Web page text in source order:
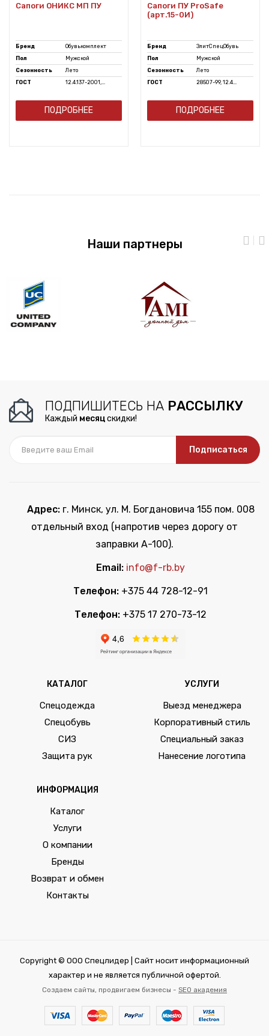
Сапоги ОНИКС МП ПУ
Бренд
Обувькомплект
Пол
Мужской
Сезонность
Лето
ГОСТ
12.4.137-2001,...
ПОДРОБНЕЕ
Сапоги ПУ ProSafe
(арт.15-0И)
Бренд
ЭлитСпецОбувь
Пол
Мужской
Сезонность
Лето
ГОСТ
28507-99, 12.4...
ПОДРОБНЕЕ
Наши партнеры
ПОДПИШИТЕСЬ НА РАССЫЛКУ
Каждый месяцскидки!
Подписаться
Адрес:г. Минск, ул. М. Богдановича 155 пом. 008
отдельный вход (напротив через дорогу от
заправки А-100).
Email: info@f-rb.by
Телефон: +375 44 728-12-91
Телефон: +375 17 270-73-12
КАТАЛОГ
Спецодежда
Спецобувь
СИЗ
Защита рук
УСЛУГИ
Выезд менеджера
Корпоративный стиль
Специальный заказ
Нанесение логотипа
ИНФОРМАЦИЯ
Каталог
Услуги
О компании
Бренды
Возврат и обмен
Контакты
Copyright © ООО Спецлидер | Сайт носит информационный
характер и не является публичной офертой.
Создаем сайты, продвигаем бизнесы - SEO академия